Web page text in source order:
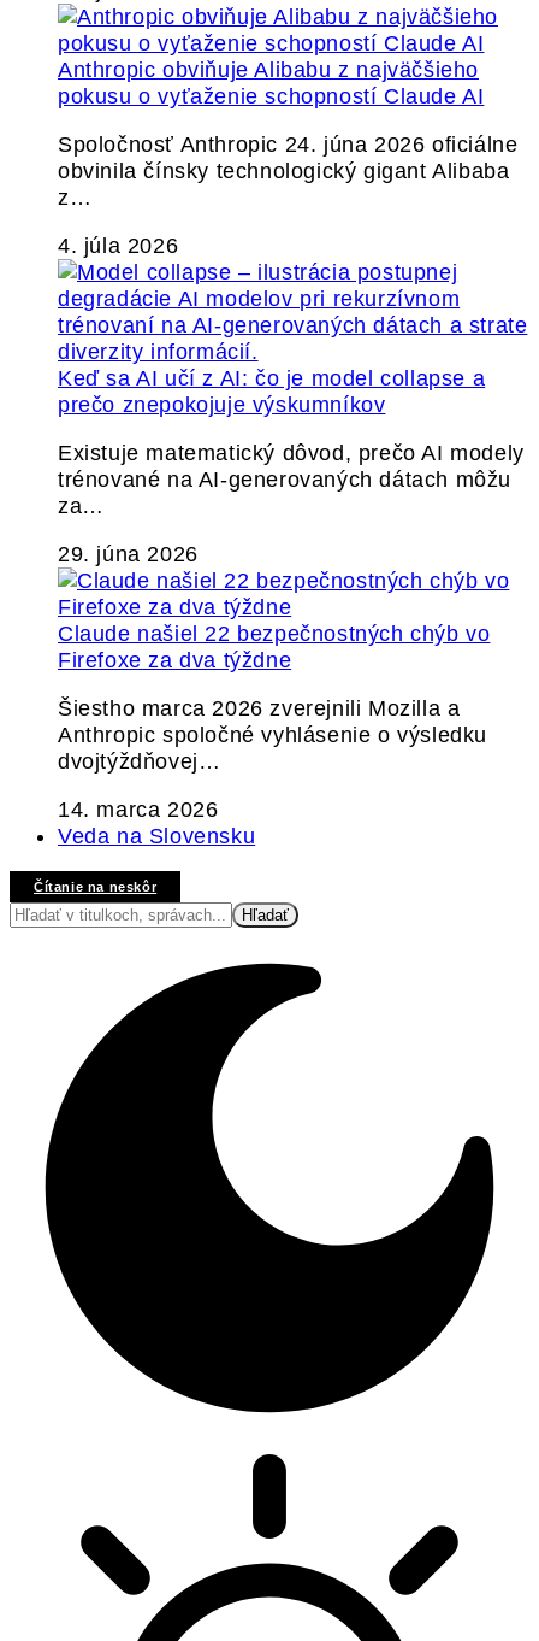
Anthropic obviňuje Alibabu z najväčšieho
pokusu o vyťaženie schopností Claude AI
Spoločnosť Anthropic 24. júna 2026 oficiálne
obvinila čínsky technologický gigant Alibaba
z…
4. júla 2026
Keď sa AI učí z AI: čo je model collapse a
prečo znepokojuje výskumníkov
Existuje matematický dôvod, prečo AI modely
trénované na AI-generovaných dátach môžu
za…
29. júna 2026
Claude našiel 22 bezpečnostných chýb vo
Firefoxe za dva týždne
Šiestho marca 2026 zverejnili Mozilla a
Anthropic spoločné vyhlásenie o výsledku
dvojtýždňovej…
14. marca 2026
Veda na Slovensku
Čítanie na neskôr